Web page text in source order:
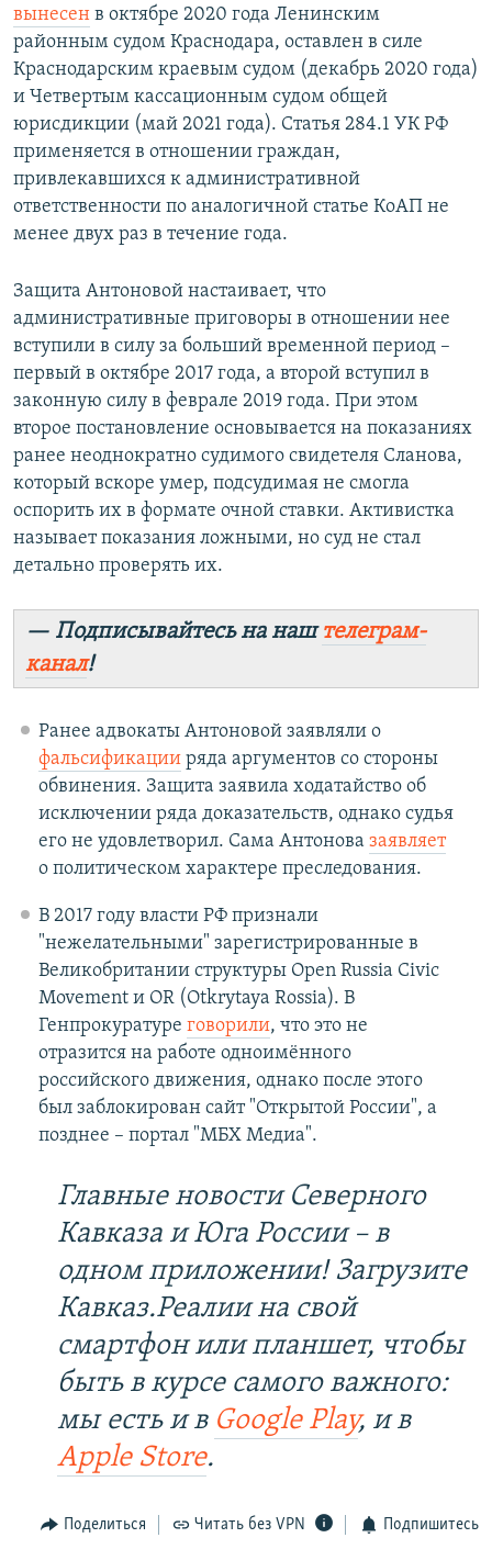
вынесен в октябре 2020 года Ленинским
районным судом Краснодара, оставлен в силе
Краснодарским краевым судом (декабрь 2020 года)
и Четвертым кассационным судом общей
юрисдикции (май 2021 года). Статья 284.1 УК РФ
применяется в отношении граждан,
привлекавшихся к административной
ответственности по аналогичной статье КоАП не
менее двух раз в течение года.
Защита Антоновой настаивает, что
административные приговоры в отношении нее
вступили в силу за больший временной период –
первый в октябре 2017 года, а второй вступил в
законную силу в феврале 2019 года. При этом
второе постановление основывается на показаниях
ранее неоднократно судимого свидетеля Сланова,
который вскоре умер, подсудимая не смогла
оспорить их в формате очной ставки. Активистка
называет показания ложными, но суд не стал
детально проверять их.
— Подписывайтесь на наштелеграм-
канал!
Ранее адвокаты Антоновой заявляли о
фальсификацииряда аргументов со стороны
обвинения. Защита заявила ходатайство об
исключении ряда доказательств, однако судья
его не удовлетворил. Сама Антонова заявляет
о политическом характере преследования.
В 2017 году власти РФ признали
"нежелательными" зарегистрированные в
Великобритании структуры Open Russia Civic
Movement и OR (Otkrytaya Rossia). В
Генпрокуратуре говорили, что это не
отразится на работе одноимённого
российского движения, однако после этого
был заблокирован сайт "Открытой России", а
позднее – портал "МБХ Медиа".
Главные новости Северного
Кавказа и Юга России – в
одном приложении! Загрузите
Кавказ.Реалии на свой
смартфон или планшет, чтобы
быть в курсе самого важного:
мы есть и в Google Play, и в
Apple Store.
Поделиться Читать без VPN Подпишитесь